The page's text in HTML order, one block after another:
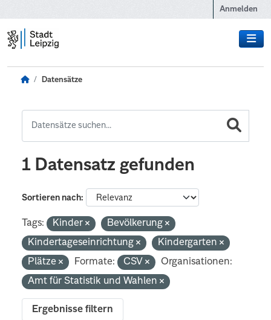
Anmelden
Datensätze
1 Datensatz gefunden
Sortieren nach
Tags: Kinder
Bevölkerung
Kindertageseinrichtung
Kindergarten
Plätze
Formate: CSV
Organisationen:
Amt für Statistik und Wahlen
Ergebnisse filtern